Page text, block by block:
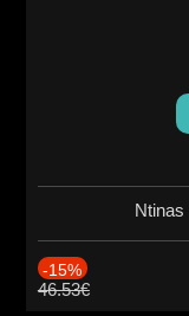
Ntinas
-15%
46.53€